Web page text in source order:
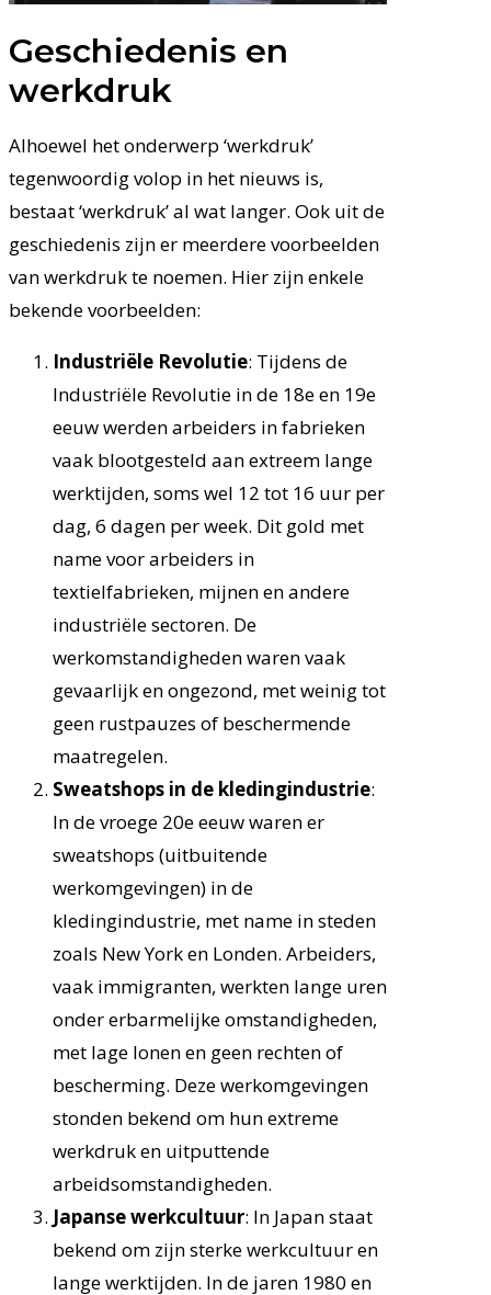
Geschiedenis en
werkdruk
Alhoewel het onderwerp ‘werkdruk’
tegenwoordig volop in het nieuws is,
bestaat ‘werkdruk’ al wat langer. Ook uit de
geschiedenis zijn er meerdere voorbeelden
van werkdruk te noemen. Hier zijn enkele
bekende voorbeelden:
Industriële Revolutie: Tijdens de
Industriële Revolutie in de 18e en 19e
eeuw werden arbeiders in fabrieken
vaak blootgesteld aan extreem lange
werktijden, soms wel 12 tot 16 uur per
dag, 6 dagen per week. Dit gold met
name voor arbeiders in
textielfabrieken, mijnen en andere
industriële sectoren. De
werkomstandigheden waren vaak
gevaarlijk en ongezond, met weinig tot
geen rustpauzes of beschermende
maatregelen.
Sweatshops in de kledingindustrie:
In de vroege 20e eeuw waren er
sweatshops (uitbuitende
werkomgevingen) in de
kledingindustrie, met name in steden
zoals New York en Londen. Arbeiders,
vaak immigranten, werkten lange uren
onder erbarmelijke omstandigheden,
met lage lonen en geen rechten of
bescherming. Deze werkomgevingen
stonden bekend om hun extreme
werkdruk en uitputtende
arbeidsomstandigheden.
Japanse werkcultuur: In Japan staat
bekend om zijn sterke werkcultuur en
lange werktijden. In de jaren 1980 en